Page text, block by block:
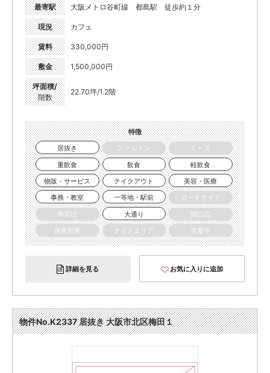
最寄駅 大阪メトロ谷町線 都島駅 徒歩約１分
現況 カフェ
賃料 330,000円
敷金 1,500,000円
坪面積/
階数
22.70坪/1.2階
特徴
居抜き
スケルトン
リース
重飲食
飲食
軽飲食
物販・サービス
テイクアウト
美容・医療
事務・教室
一等地・駅前
ロードサイド
商店街
大通り
間口広
深夜営業
ナイトエリア 営業中
詳細を見る お気に入りに追加
物件No.K2337 居抜き 大阪市北区梅田１